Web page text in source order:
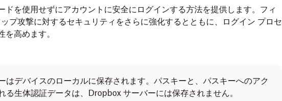
ドを使用せずにアカウントに安全にログインする方法を提供します。フィ
プ攻撃に対するセキュリティをさらに強化するとともに、ログイン プロセ
高めます。
はデバイスのローカルに保存されます。パスキーと、パスキーへのアク
る生体認証データは、Dropbox サーバーには保存されません。